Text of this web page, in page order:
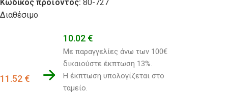
Κωδικός προϊόντος: 80-727
Διαθέσιμο
11.52 €
10.02 €
Με παραγγελίες άνω των 100€
δικαιούστε έκπτωση 13%.
Η έκπτωση υπολογίζεται στο
ταμείο.